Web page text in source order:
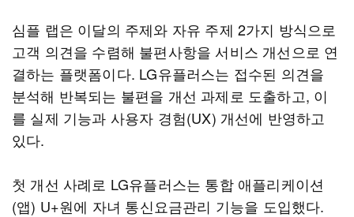
심플 랩은 이달의 주제와 자유 주제 2가지 방식으로
고객 의견을 수렴해 불편사항을 서비스 개선으로 연
결하는 플랫폼이다. LG유플러스는 접수된 의견을
분석해 반복되는 불편을 개선 과제로 도출하고, 이
를 실제 기능과 사용자 경험(UX) 개선에 반영하고
있다.
첫 개선 사례로 LG유플러스는 통합 애플리케이션
(앱) U+원에 자녀 통신요금관리 기능을 도입했다.